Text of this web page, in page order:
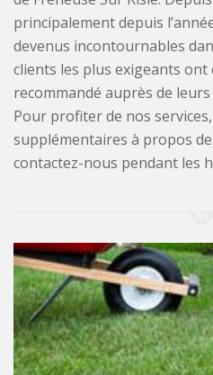
principalement depuis
devenus incontournables
clients les plus exigeants ont
recommandé auprès de
Pour profiter de nos
supplémentaires à propos
contactez-nous pendant les